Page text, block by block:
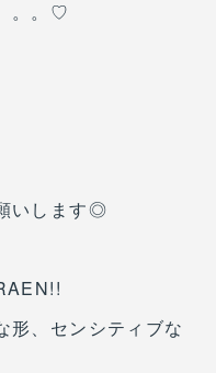
。。♡
いします◎
形、センシティブな